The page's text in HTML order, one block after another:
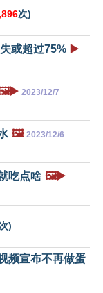
次)
或超过75% ▶️
2023/12/7
🖼️ 2023/12/6
吃点啥 🖼️▶️
)
频宣布不再做蛋